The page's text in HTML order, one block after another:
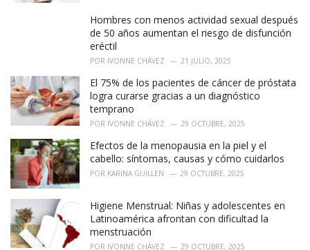
Hombres con menos actividad sexual después
de 50 años aumentan el riesgo de disfunción
eréctil
POR IVONNE CHÁVEZ 21 JULIO, 2025
El 75% de los pacientes de cáncer de próstata
logra curarse gracias a un diagnóstico
temprano
POR IVONNE CHÁVEZ 29 OCTUBRE, 2025
Efectos de la menopausia en la piel y el
cabello: síntomas, causas y cómo cuidarlos
POR KARINA GUILLEN 29 OCTUBRE, 2025
Higiene Menstrual: Niñas y adolescentes en
Latinoamérica afrontan con dificultad la
menstruación
POR IVONNE CHÁVEZ 29 OCTUBRE, 2025